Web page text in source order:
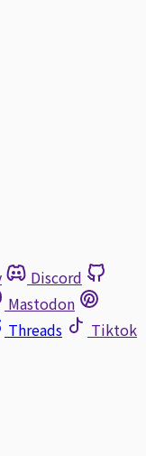
Discord
Mastodon
Threads
Tiktok